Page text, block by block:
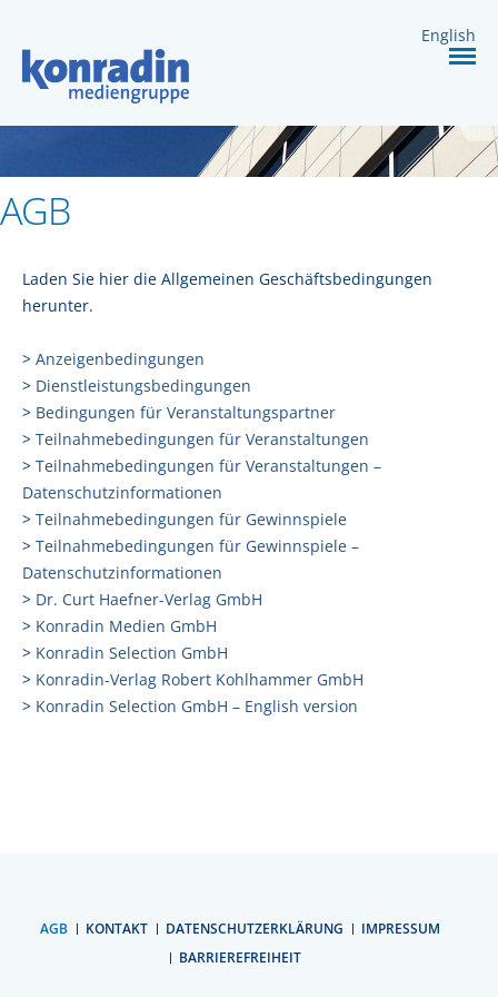
English
KARRIERE
KONTAKT
AGB
Laden Sie hier die Allgemeinen Geschäftsbedingungen
herunter.
> Anzeigenbedingungen
> Dienstleistungsbedingungen
> Bedingungen für Veranstaltungspartner
> Teilnahmebedingungen für Veranstaltungen
> Teilnahmebedingungen für Veranstaltungen –
Datenschutzinformationen
> Teilnahmebedingungen für Gewinnspiele
> Teilnahmebedingungen für Gewinnspiele –
Datenschutzinformationen
> Dr. Curt Haefner-Verlag GmbH
> Konradin Medien GmbH
> Konradin Selection GmbH
> Konradin-Verlag Robert Kohlhammer GmbH
> Konradin Selection GmbH – English version
AGB KONTAKT DATENSCHUTZERKLÄRUNG
IMPRESSUM
BARRIEREFREIHEIT